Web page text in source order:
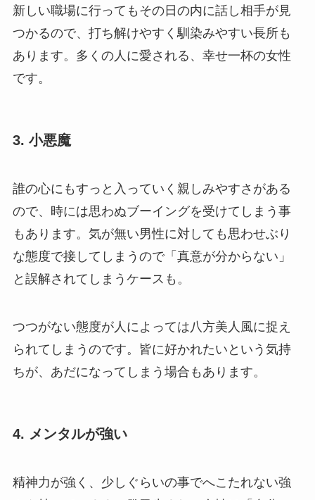
新しい職場に行ってもその日の内に話し相手が見
つかるので、打ち解けやすく馴染みやすい長所も
あります。多くの人に愛される、幸せ一杯の女性
です。
3. 小悪魔
誰の心にもすっと入っていく親しみやすさがある
ので、時には思わぬブーイングを受けてしまう事
もあります。気が無い男性に対しても思わせぶり
な態度で接してしまうので「真意が分からない」
と誤解されてしまうケースも。
つつがない態度が人によっては八方美人風に捉え
られてしまうのです。皆に好かれたいという気持
ちが、あだになってしまう場合もあります。
4. メンタルが強い
精神力が強く、少しぐらいの事でへこたれない強